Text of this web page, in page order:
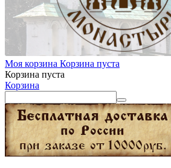
Моя корзина Корзина пуста
Корзина пуста
Корзина